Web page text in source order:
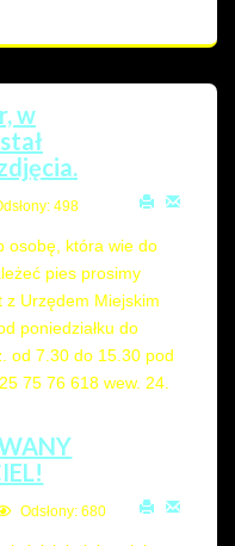
w
498
osobę, która wie do
pies prosimy
z Urzędem Miejskim
poniedziałku do
od 7.30 do 15.30 pod
75 76 618 wew. 24.
Odsłony: 680